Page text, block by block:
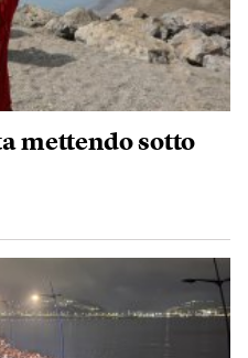
mettendo sotto